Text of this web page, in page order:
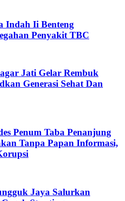
Indah Ii Benteng
Penyakit TBC
Jati Gelar Rembuk
Generasi Sehat Dan
Penum Taba Penanjung
Tanpa Papan Informasi,
Jaya Salurkan